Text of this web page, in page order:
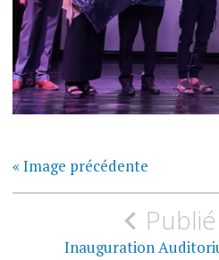
« Image précédente
Inauguration